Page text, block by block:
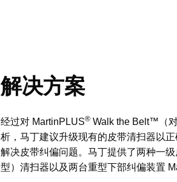
解决方案
经过对 MartinPLUS® Walk the Belt™（
析，马丁建议升级现有的皮带清扫器以
解决皮带纠偏问题。马丁提供了两种一
型）清扫器以及两台重型下部纠偏装置